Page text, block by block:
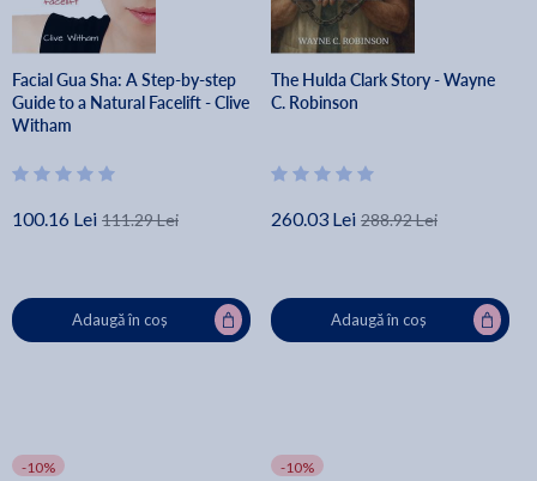
Facial Gua Sha: A Step-by-step
Guide to a Natural Facelift - Clive
Witham
100.16 Lei 111.29 Lei
Adaugă în coș
The Hulda Clark Story - Wayne
C. Robinson
260.03 Lei 288.92 Lei
Adaugă în coș
-10%
-10%